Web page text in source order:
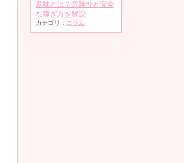
意味とは？危険性と安全
な稼ぎ方を解説
カテゴリ： コラム